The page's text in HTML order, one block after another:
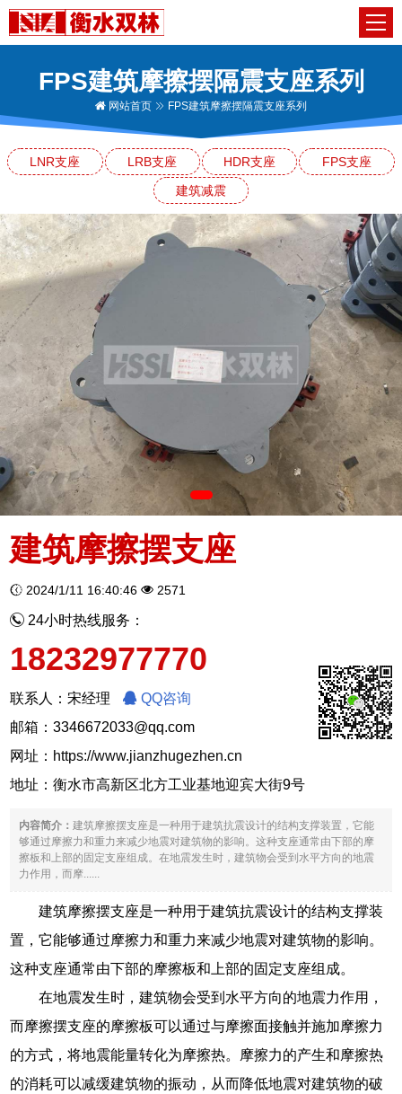
FPS建筑摩擦摆隔震支座系列
网站首页 FPS建筑摩擦摆隔震支座系列
LNR支座 LRB支座 HDR支座
FPS支座
建筑减震
建筑摩擦摆支座
2024/1/11 16:40:46 2571
24小时热线服务：
18232977770
联系人：宋经理
QQ咨询
邮箱：3346672033@qq.com
网址： https://www.jianzhugezhen.cn
地址：衡水市高新区北方工业基地迎宾大街9号
内容简介：建筑摩擦摆支座是一种用于建筑抗震设计的结构支撑装置，它能
够通过摩擦力和重力来减少地震对建筑物的影响。这种支座通常由下部的摩
擦板和上部的固定支座组成。在地震发生时，建筑物会受到水平方向的地震
力作用，而摩......
建筑摩擦摆支座是一种用于建筑抗震设计的结构支撑装
置，它能够通过摩擦力和重力来减少地震对建筑物的影响。
这种支座通常由下部的摩擦板和上部的固定支座组成。
在地震发生时，建筑物会受到水平方向的地震力作用，
而摩擦摆支座的摩擦板可以通过与摩擦面接触并施加摩擦力
的方式，将地震能量转化为摩擦热。摩擦力的产生和摩擦热
的消耗可以减缓建筑物的振动，从而降低地震对建筑物的破